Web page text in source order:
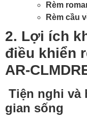
Rèm
Rèm cầu
2. Lợi ích
điều khiển
AR-
Tiện nghi và
gian sống